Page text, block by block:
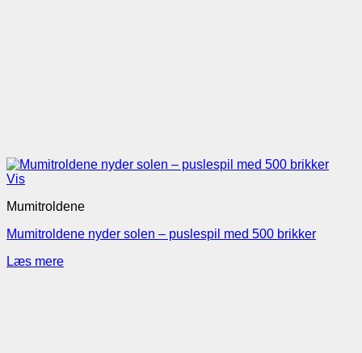
Vis
Mumitroldene
Mumitroldene nyder solen – puslespil med 500 brikker
Læs mere